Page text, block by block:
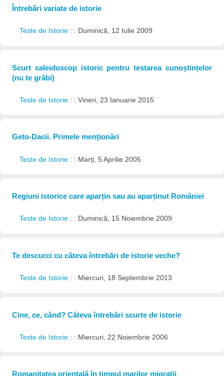
Întrebări variate de istorie
Teste de Istorie : : Duminică, 12 Iulie 2009
Scurt caleidoscop istoric pentru testarea cunoștințelor
(nu te grăbi)
Teste de Istorie : : Vineri, 23 Ianuarie 2015
Geto-Dacii. Primele menționări
Teste de Istorie : : Marți, 5 Aprilie 2005
Regiuni istorice care aparțin sau au aparținut României
Teste de Istorie : : Duminică, 15 Noiembrie 2009
Te descurci cu câteva întrebări de istorie veche?
Teste de Istorie : : Miercuri, 18 Septembrie 2013
Cine, ce, când? Câteva întrebări scurte de istorie
Teste de Istorie : : Miercuri, 22 Noiembrie 2006
Romanitatea orientală în timpul marilor migrații